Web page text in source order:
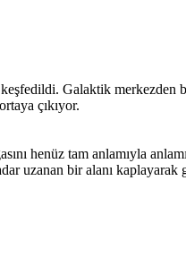
Galaktik merkezden
çıkıyor.
henüz tam anlamıyla
uzanan bir alanı kaplayarak